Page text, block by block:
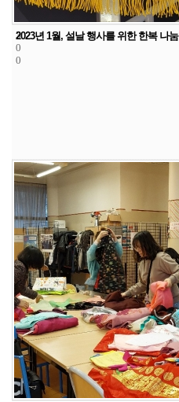
3
0
0
2023년 1월, 설날 행사를 위한 한복 나눔